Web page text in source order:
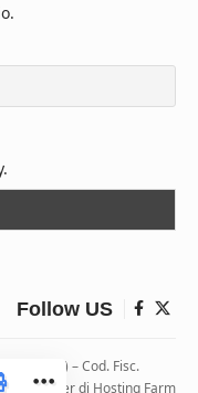
Follow US
(LT) – Cod. Fisc.
i server di Hosting Farm